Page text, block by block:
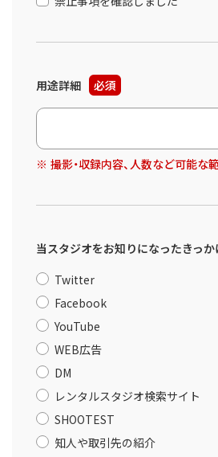
用途詳細 必須
撮影・収録内容、人数など可能な
当スタジオをお知りになったきっか
Twitter
Facebook
YouTube
WEB広告
DM
レンタルスタジオ検索サイト
SHOOTEST
知人や取引先の紹介